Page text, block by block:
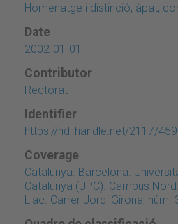
Homenatge i distinció, àpat,
Date
2002-01-01
Contributor
Rectorat
Identifier
https://hdl.handle.net/2117/
Coverage
Catalunya. Barcelona.
Catalunya (UPC). Campus
Llac. Carrer Jordi Girona, núm.